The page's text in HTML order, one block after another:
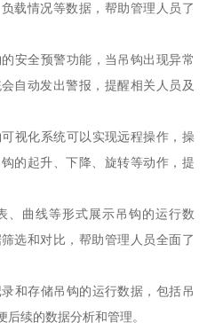
载情况等数据，帮助管理人员了
安全预警功能，当吊钩出现异常
自动发出警报，提醒相关人员及
视化系统可以实现远程操作，操
的起升、下降、旋转等动作，提
、曲线等形式展示吊钩的运行数
选和对比，帮助管理人员全面了
和存储吊钩的运行数据，包括吊
续的数据分析和管理。